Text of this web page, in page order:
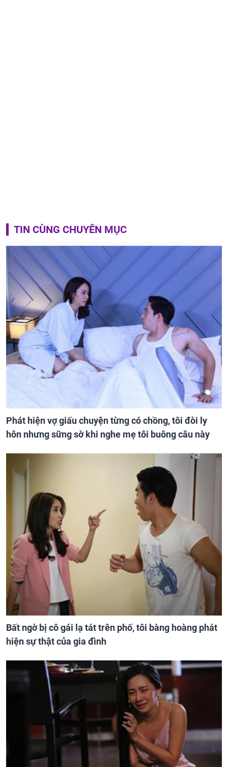
TIN CÙNG CHUYÊN MỤC
Phát hiện vợ giấu chuyện từng có chồng, tôi đòi ly
hôn nhưng sững sờ khi nghe mẹ tôi buông câu này
Bất ngờ bị cô gái lạ tát trên phố, tôi bàng hoàng phát
hiện sự thật của gia đình